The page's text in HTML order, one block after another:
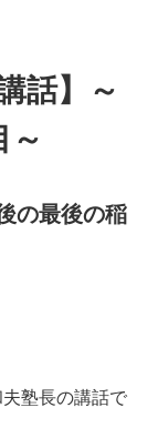
話】～
の最後の稲
塾長の講話で